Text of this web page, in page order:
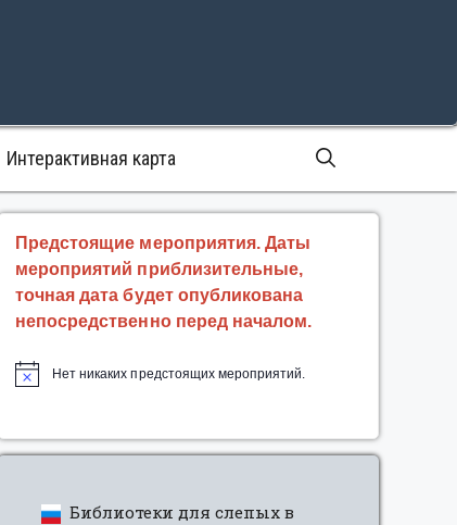
Интерактивная карта
Предстоящие мероприятия. Даты
мероприятий приблизительные,
точная дата будет опубликована
непосредственно перед началом.
Нет никаких предстоящих мероприятий.
Библиотеки для слепых в